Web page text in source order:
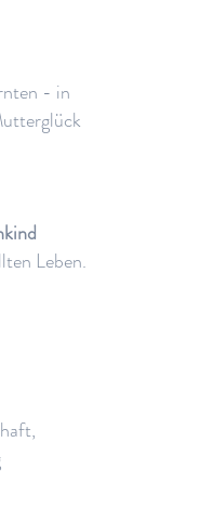
- in
Leben.